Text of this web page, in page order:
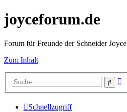
joyceforum.de
Forum für Freunde der Schneider Joyce
Zum Inhalt
Suche
Schnellzugriff